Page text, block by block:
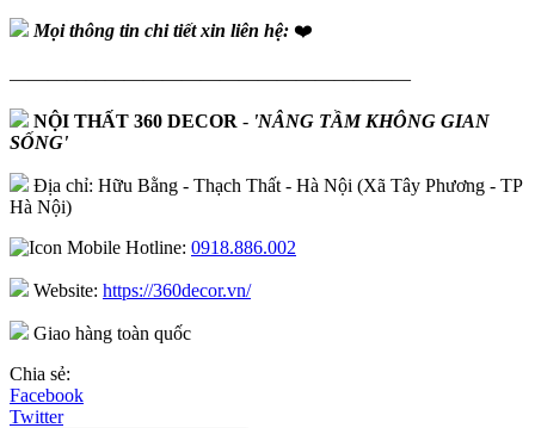
Mọi thông tin chi tiết xin liên hệ: ❤️
—————————————————————
NỘI THẤT 360 DECOR - 'NÂNG TẦM KHÔNG GIAN
SỐNG'
Địa chỉ: Hữu Bằng - Thạch Thất - Hà Nội (Xã Tây Phương - TP
Hà Nội)
Hotline: 0918.886.002
Website: https://360decor.vn/
Giao hàng toàn quốc
Chia sẻ:
Facebook
Twitter